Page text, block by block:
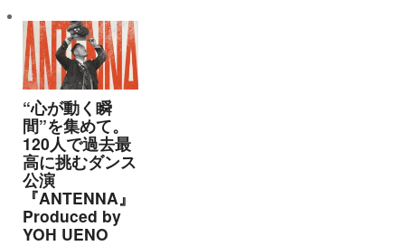
“心が動く瞬
間”を集めて。
120人で過去最
高に挑むダンス
公演
『ANTENNA』
Produced by
YOH UENO